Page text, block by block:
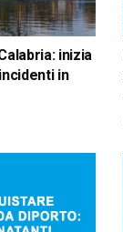
inizia
in